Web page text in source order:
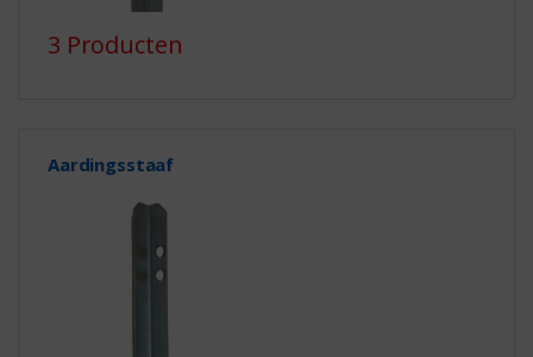
3 Producten
Aardingsstaaf